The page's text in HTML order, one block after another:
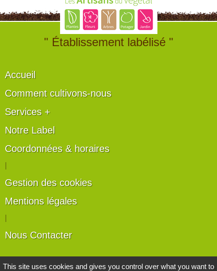
" Établissement labélisé "
Accueil
Comment cultivons-nous
Services +
Notre Label
Coordonnées & horaires
Gestion des cookies
Mentions légales
Nous Contacter
Les artisans du végétal
This site uses cookies and gives you control over what you want to